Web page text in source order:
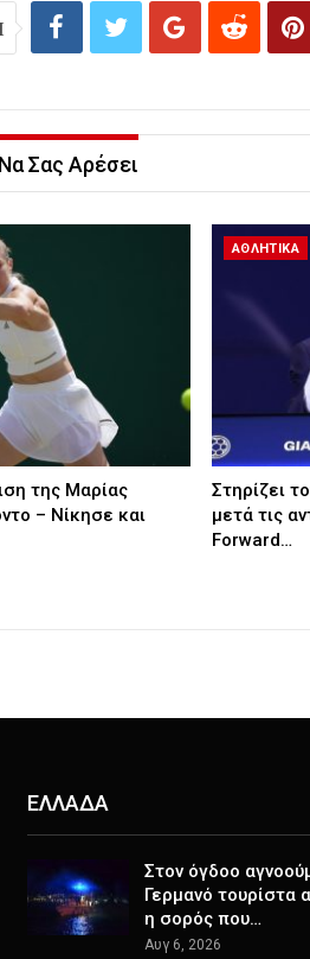
Σας Αρέσει
της Μαρίας
– Νίκησε και
ΑΘΛΗΤΙΚΑ
Στηρίζει
μετά τις
Forward…
ΕΛΛΑΔΑ
Στον όγδοο
Γερμανό τουρίστα
η σορός που…
Αυγ 6, 2026